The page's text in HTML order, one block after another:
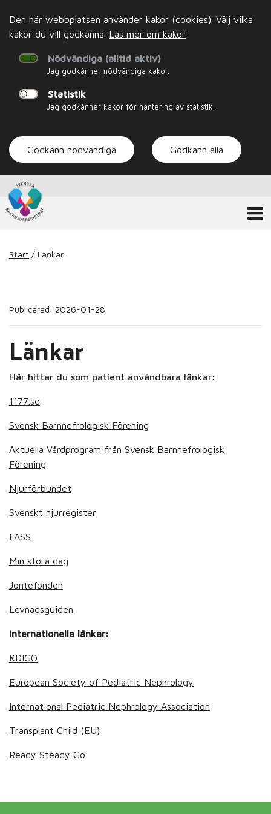
Den här webbplatsen använder kakor (cookies). Välj vilka
kakor du vill godkänna. Läs mer om kakor
Nödvändiga (alltid aktiv)
Jag godkänner nödvändiga kakor.
Statistik
Jag godkänner kakor för hantering av statistik.
Godkänn nödvändiga Godkänn alla
Start / Länkar
Publicerad: 2026-01-28
Länkar
Här hittar du som patient användbara länkar:
1177.se
Svensk Barnnefrologisk Förening
Aktuella Vårdprogram från Svensk Barnnefrologisk
Förening
Njurförbundet
Svenskt njurregister
FASS
Min stora dag
Jontefonden
Levnadsguiden
Internationella länkar:
KDIGO
European Society of Pediatric Nephrology
International Pediatric Nephrology Association
Transplant Child (EU)
Ready Steady Go